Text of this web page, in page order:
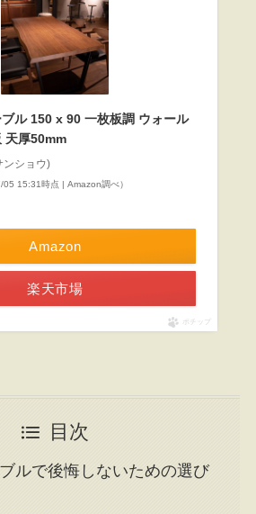
ル 150 x 90 一枚板調 ウォール
天厚50mm
ンショウ)
05 15:31時点 | Amazon調べ）
Amazon
楽天市場
ポチップ
目次
ルで後悔しないための選び